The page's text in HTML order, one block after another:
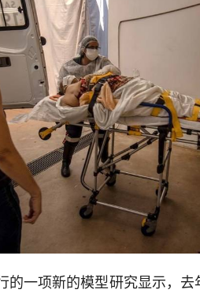
的一项新的模型研究显示，